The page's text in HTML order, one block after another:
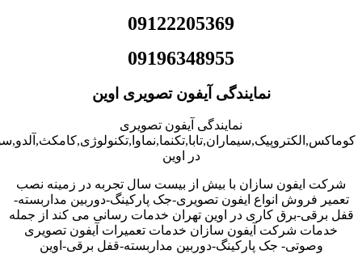
09122205369
09196348955
نمایندگی آیفون تصویری اوین
نمایندگی آیفون تصویری
در اوین
شرکت ایفون سازان با بیش از بیست سال تجربه در زمینه نصب
تعمیر فروش انواع ایفون تصویری-جک پارکینگ-دوربین مداربسته-
قفل برقی-برق کاری در اوین تهران خدمات رسانی می کند از جمله
خدمات شرکت آیفون سازان خدمات تعمیرات آیفون تصویری
وصوتی- جک پارکینگ-دوربین مداربسته-قفل برقی-اوین